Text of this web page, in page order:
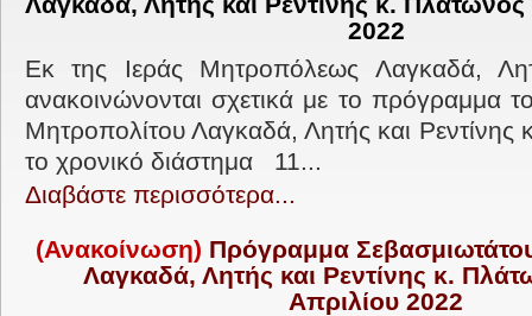
2022
Εκ της Ιεράς Μητροπόλεως Λαγκαδά,
ανακοινώνονται σχετικά με το πρόγραμμα
Μητροπολίτου Λαγκαδά, Λητής και Ρεντίνης
το χρονικό διάστημα 11...
Διαβάστε περισσότερα...
(Ανακοίνωση) Πρόγραμμα
Λαγκαδά, Λητής και Ρεντίνης κ.
Απριλίου 2022